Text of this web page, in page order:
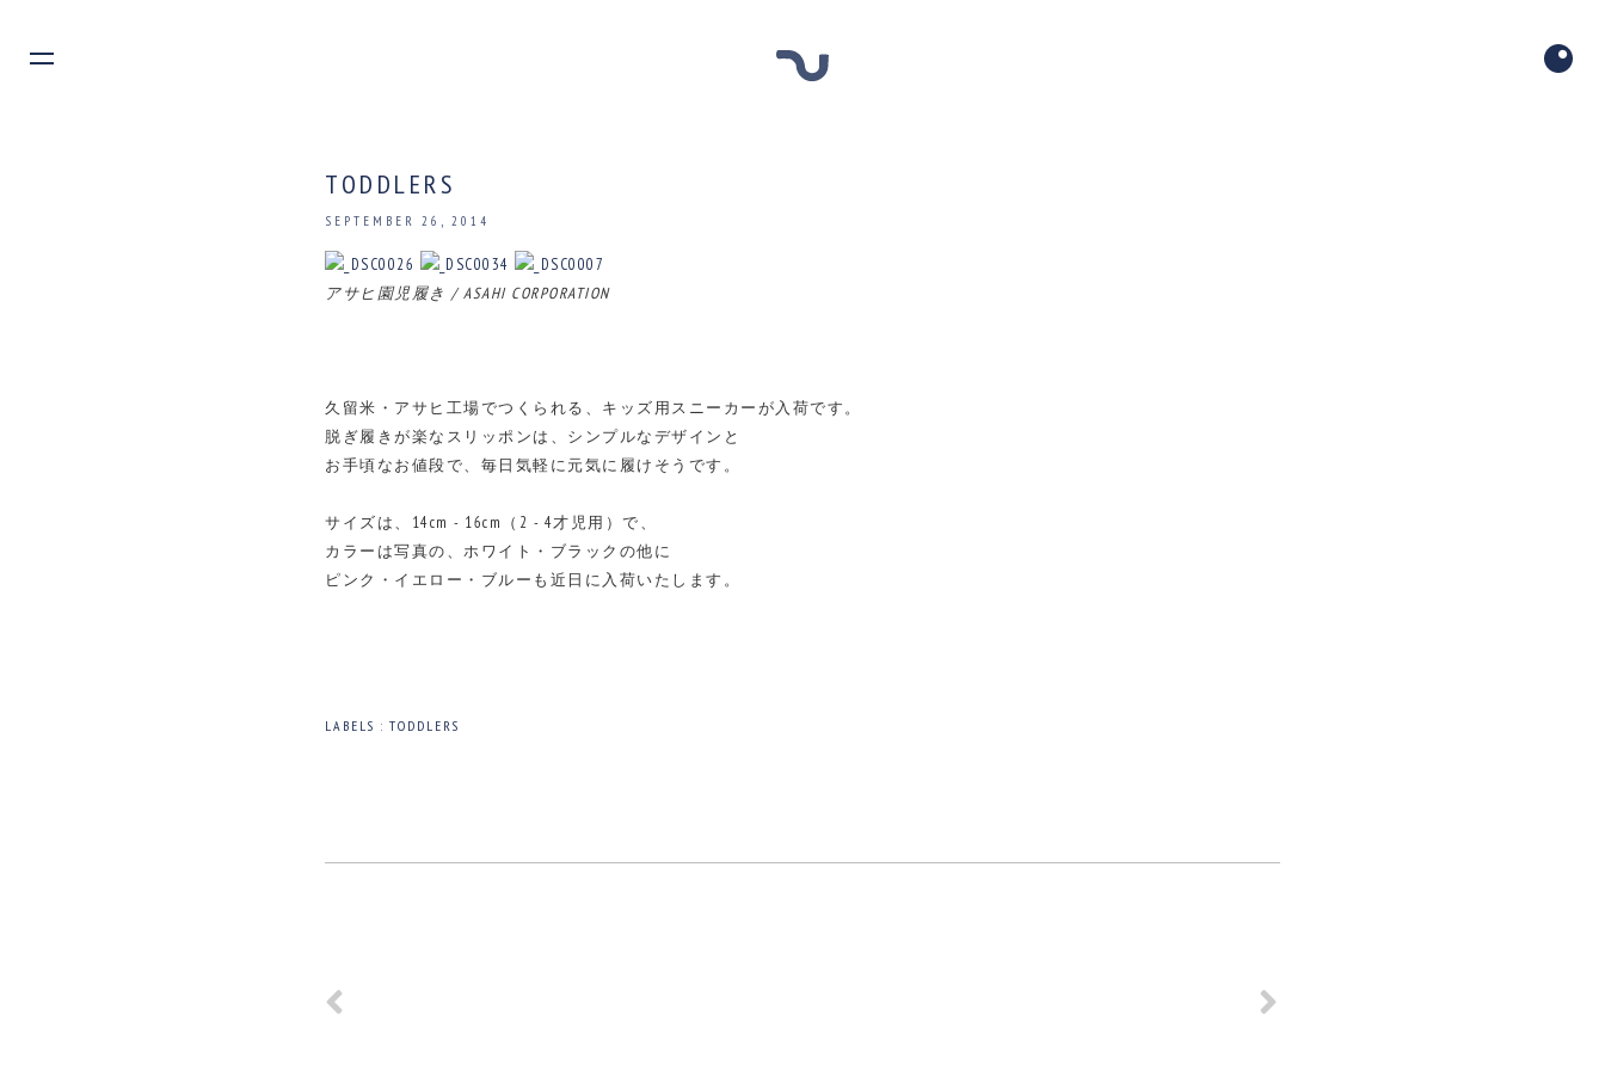
TODDLERS
SEPTEMBER 26, 2014
アサヒ園児履き / ASAHI CORPORATION
久留米・アサヒ工場でつくられる、キッズ用スニーカーが入荷です。
脱ぎ履きが楽なスリッポンは、シンプルなデザインと
お手頃なお値段で、毎日気軽に元気に履けそうです。
サイズは、14cm - 16cm（2 - 4才児用）で、
カラーは写真の、ホワイト・ブラックの他に
ピンク・イエロー・ブルーも近日に入荷いたします。
LABELS : TODDLERS